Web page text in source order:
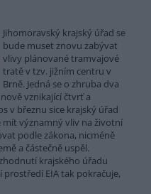
Jihomoravský krajský úřad se
bude muset znovu zabývat
vlivy plánované tramvajové
tratě v tzv. jižním centru v
Brně. Jedná se o zhruba dva
vznikající čtvrť a
v březnu sice krajský úřad
významný vliv na životní
podle zákona, nicméně
a částečně uspěl.
krajského úřadu
EIA tak pokračuje,